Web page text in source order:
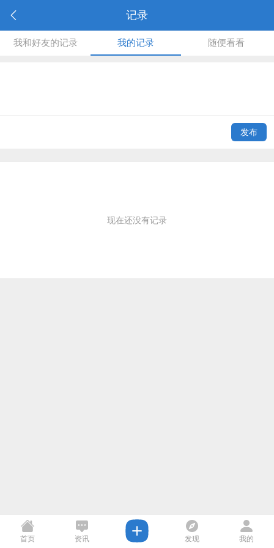
记录
我和好友的记录 我的记录 随便看看
发布
现在还没有记录
首页 资讯 发现 我的